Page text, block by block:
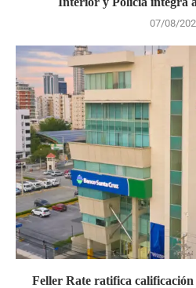
07/08/
Feller Rate ratifica